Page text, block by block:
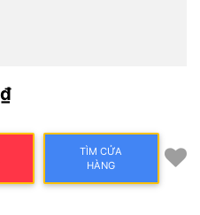
TÌM CỬA
HÀNG